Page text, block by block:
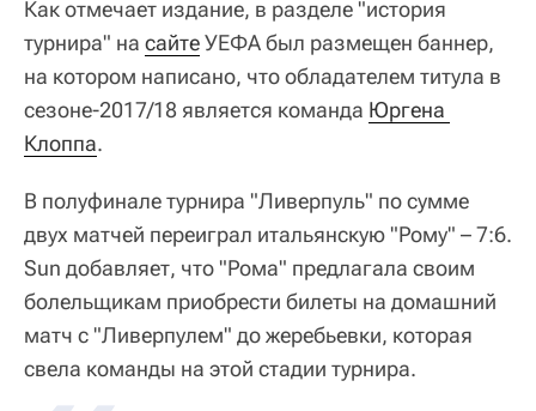
Как отмечает издание, в разделе "история
турнира" на сайтеУЕФА был размещен баннер,
на котором написано, что обладателем титула в
сезоне-2017/18 является команда Юргена
Клоппа.
В полуфинале турнира "Ливерпуль" по сумме
двух матчей переиграл итальянскую "Рому" – 7:6.
Sun добавляет, что "Рома" предлагала своим
болельщикам приобрести билеты на домашний
матч с "Ливерпулем" до жеребьевки, которая
свела команды на этой стадии турнира.